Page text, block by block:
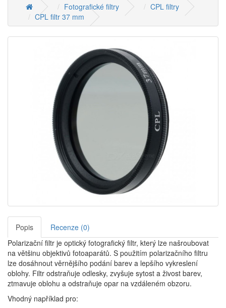
Fotografické filtry
CPL filtry
CPL filtr 37 mm
Popis
Recenze (0)
Polarizační filtr je optický fotografický filtr, který lze našroubovat
na většinu objektivů fotoaparátů. S použitím polarizačního filtru
lze dosáhnout věrnějšího podání barev a lepšího vykreslení
oblohy. Filtr odstraňuje odlesky, zvyšuje sytost a živost barev,
ztmavuje oblohu a odstraňuje opar na vzdáleném obzoru.
Vhodný například pro: